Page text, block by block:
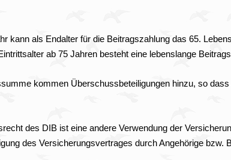
kann als Endalter für die Beitragszahlung das 65.
ab 75 Jahren besteht eine lebenslange
kommen Überschussbeteiligungen hinzu, so
des DIB ist eine andere Verwendung der
des Versicherungsvertrages durch Angehörige bzw.